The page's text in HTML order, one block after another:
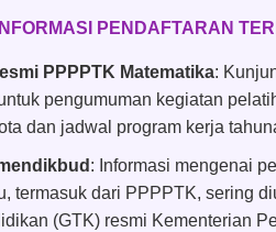
PENDAFTARAN
PPPPTK Matematika:
pengumuman kegiatan
dan jadwal program kerja
: Informasi mengenai
termasuk dari PPPPTK, sering
(GTK) resmi Kementerian